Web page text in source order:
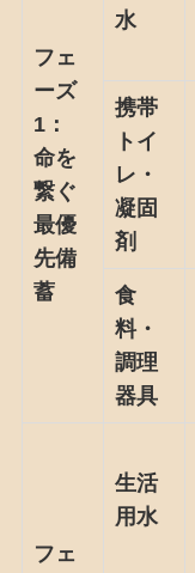
フェ
ーズ
1：
命を
繋ぐ
最優
先備
蓄
水
携帯
トイ
レ・
凝固
剤
食
料・
調理
器具
フェ
生活
用水